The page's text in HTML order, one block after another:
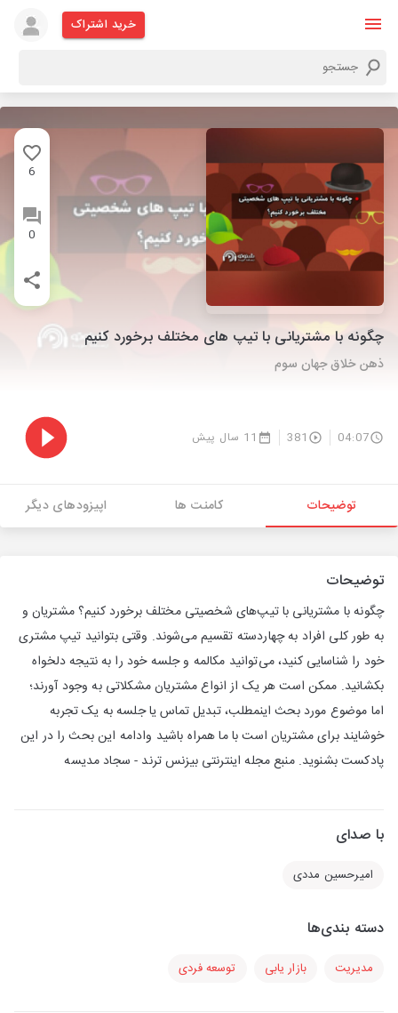
خرید اشتراک
6
0
چگونه با مشتریانی با تیپ های مختلف برخورد کنیم
ذهن خلاق جهان سوم
04:07
381 11 سال پیش
توضیحات کامنت ها اپیزودهای دیگر
توضیحات
چگونه با مشتریانی با تیپ‌های شخصیتی مختلف برخورد کنیم؟ مشتریان و
به طور کلی افراد به چهاردسته تقسیم می‌شوند. وقتی بتوانید تیپ مشتری
خود را شناسایی کنید، می‌توانید مکالمه و جلسه خود را به نتیجه دلخواه
بکشانید. ممکن است هر یک از انواع مشتریان مشکلاتی به وجود آورند؛
اما موضوع مورد بحث اینمطلب، تبدیل تماس یا جلسه به یک تجربه
خوشایند برای مشتریان است با ما همراه باشید وادامه این بحث را در این
پادکست بشنوید. منبع مجله اینترنتی بیزنس ترند - سجاد مدیسه
با صدای
امیرحسین مددی
دسته بندی‌ها
مدیریت بازار یابی توسعه فردی